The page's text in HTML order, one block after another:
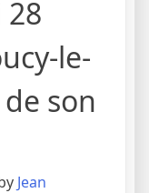
le-
son
Jean